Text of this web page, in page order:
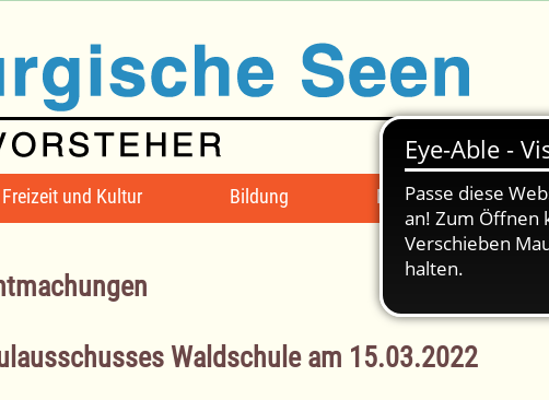
Freizeit und Kultur Bildung Mängelmeldung
Waldschule am 15.03.2022